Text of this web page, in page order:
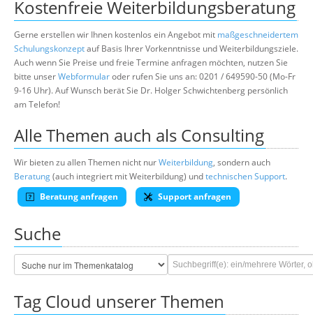
Kostenfreie Weiterbildungsberatung
Gerne erstellen wir Ihnen kostenlos ein Angebot mit maßgeschneidertem
Schulungskonzeptauf Basis Ihrer Vorkenntnisse und Weiterbildungsziele.
Auch wenn Sie Preise und freie Termine anfragen möchten, nutzen Sie
bitte unserWebformularoder rufen Sie uns an: 0201 / 649590-50 (Mo-Fr
9-16 Uhr). Auf Wunsch berät Sie Dr. Holger Schwichtenberg persönlich
am Telefon!
Alle Themen auch als Consulting
Wir bieten zu allen Themen nicht nurWeiterbildung, sondern auch
Beratung(auch integriert mit Weiterbildung) undtechnischen Support.
Beratung anfragen
Support anfragen
Suche
Tag Cloud unserer Themen